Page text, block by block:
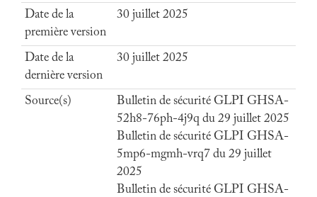
Date de la
première version
30 juillet 2025
Date de la
dernière version
30 juillet 2025
Source(s)
Bulletin de sécurité GLPI GHSA-
52h8-76ph-4j9q du 29 juillet 2025
Bulletin de sécurité GLPI GHSA-
5mp6-mgmh-vrq7 du 29 juillet
2025
Bulletin de sécurité GLPI GHSA-